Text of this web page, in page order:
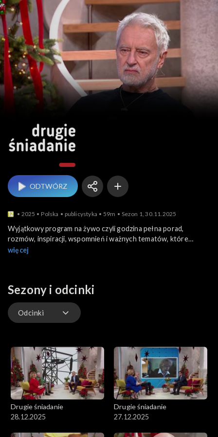
Drugie śniadanie
ODTWÓRZ
2025 Polska publicystyka 59m Sezon 1, 30.11.2025
Wyjątkowy program na żywo czyli godzina pełna porad,
rozmów, inspiracji, wspomnień i ważnych tematów, które
dotyczą wszystkich silversów i seniorów.
więcej
Sezony i odcinki
Odcinki
Drugie śniadanie
28.12.2025
Drugie śniadanie
27.12.2025